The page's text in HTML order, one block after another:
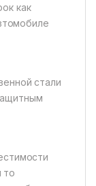
как
стали
то